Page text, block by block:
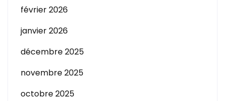
février 2026
janvier 2026
décembre 2025
novembre 2025
octobre 2025